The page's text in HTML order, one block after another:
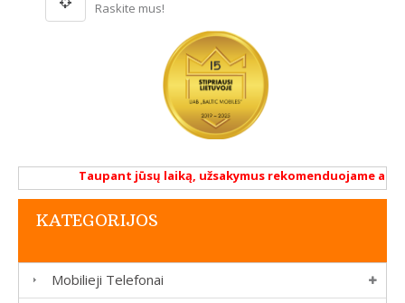
Raskite mus!
Taupant jūsų laiką, užsakymus rekomenduojame
KATEGORIJOS
Mobilieji Telefonai